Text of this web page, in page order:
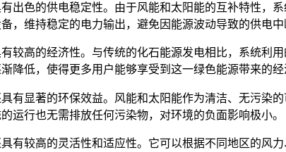
出色的供电稳定性。由于风能和太阳能的互补特性，
，维持稳定的电力输出，避免因能源波动导致的供电中
较高的经济性。与传统的化石能源发电相比，系统利
降低，使得更多用户能够享受到这一绿色能源带来的经
有显著的环保效益。风能和太阳能作为清洁、无污染
运行也无需排放任何污染物，对环境的负面影响极小。
有较高的灵活性和适应性。它可以根据不同地区的风